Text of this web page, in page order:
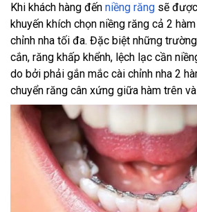
Khi khách hàng đến niềng răng sẽ
khuyến khích chọn niềng răng cả 2
chỉnh nha tối đa. Đặc biệt những
cắn, răng khấp khểnh, lệch lạc cần
do bởi phải gắn mắc cài chỉnh nha 2
chuyển răng cân xứng giữa hàm trên